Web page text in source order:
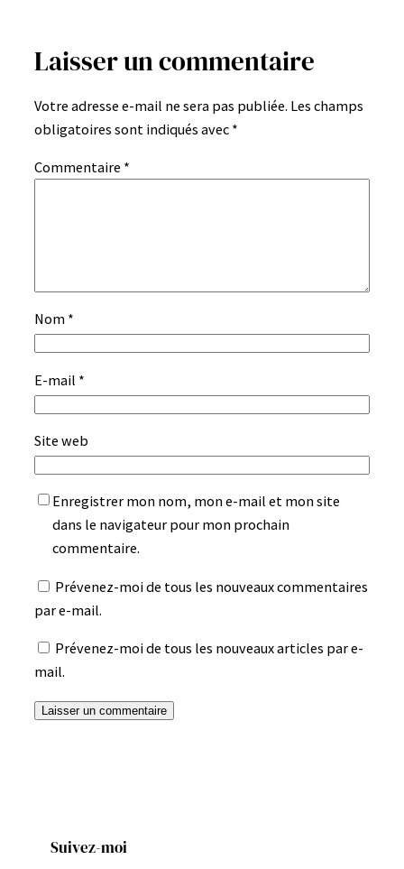
Laisser un commentaire
Votre adresse e-mail ne sera pas publiée. Les champs
obligatoires sont indiqués avec *
Commentaire *
Nom *
E-mail *
Site web
Enregistrer mon nom, mon e-mail et mon site
dans le navigateur pour mon prochain
commentaire.
Prévenez-moi de tous les nouveaux commentaires
par e-mail.
Prévenez-moi de tous les nouveaux articles par e-
mail.
Suivez-moi